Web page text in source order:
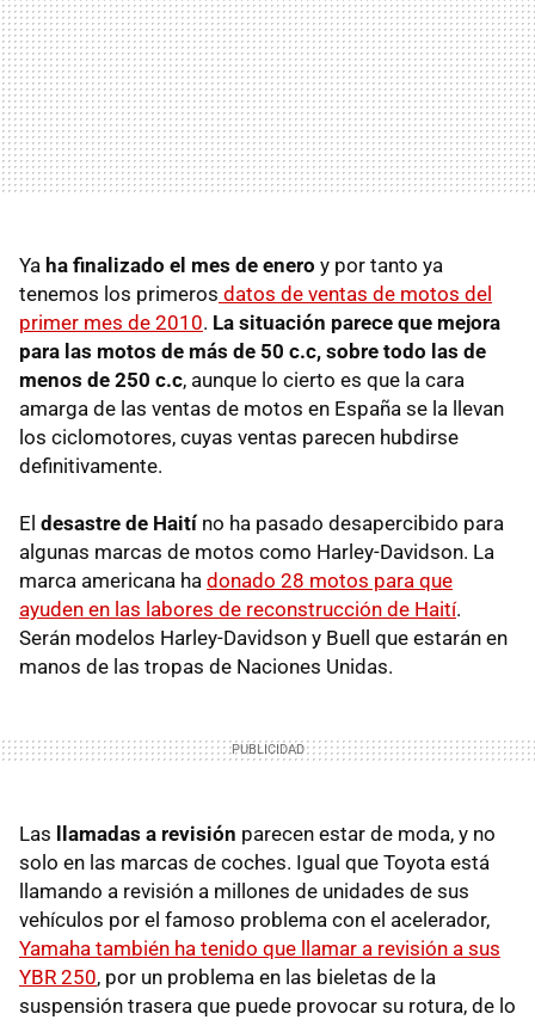
Ya ha finalizado el mes de enero y por tanto ya
tenemos los primeros datos de ventas de motos del
primer mes de 2010. La situación parece que mejora
para las motos de más de 50 c.c, sobre todo las de
menos de 250 c.c, aunque lo cierto es que la cara
amarga de las ventas de motos en España se la llevan
los ciclomotores, cuyas ventas parecen hubdirse
definitivamente.
El desastre de Haití no ha pasado desapercibido para
algunas marcas de motos como Harley-Davidson. La
marca americana ha donado 28 motos para que
ayuden en las labores de reconstrucción de Haití.
Serán modelos Harley-Davidson y Buell que estarán en
manos de las tropas de Naciones Unidas.
Las llamadas a revisión parecen estar de moda, y no
solo en las marcas de coches. Igual que Toyota está
llamando a revisión a millones de unidades de sus
vehículos por el famoso problema con el acelerador,
Yamaha también ha tenido que llamar a revisión a sus
YBR 250, por un problema en las bieletas de la
suspensión trasera que puede provocar su rotura, de lo